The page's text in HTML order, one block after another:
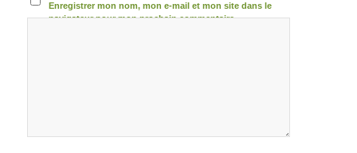
Enregistrer mon nom, mon e-mail et mon site dans le
navigateur pour mon prochain commentaire.